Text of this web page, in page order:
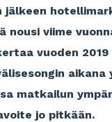
jälkeen
nousi viime
vuoden
matkailun
jo pitkään.